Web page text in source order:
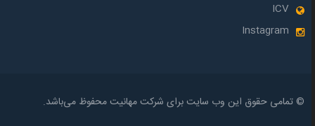
ICV
Instagram
© تمامی حقوق این وب سایت برای شرکت مهانیت محفوظ می‌باشد.